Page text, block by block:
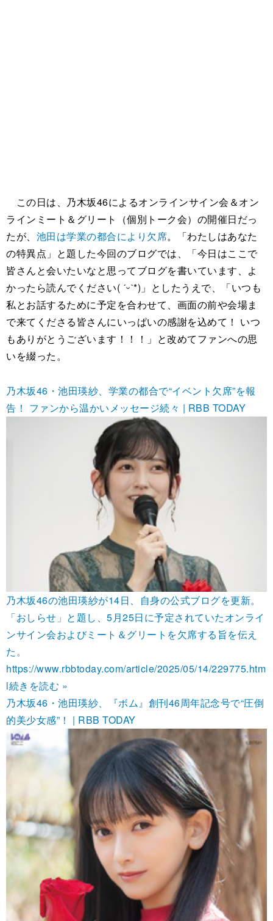
この日は、乃木坂46によるオンラインサイン会＆オン
ラインミート＆グリート（個別トーク会）の開催日だっ
たが、 池田は学業の都合により欠席。「わたしはあなた
の特異点」と題した今回のブログでは、「今日はここで
皆さんと会いたいなと思ってブログを書いています、よ
かったら読んでください( ˊᵕˋ*)」としたうえで、「いつも
私とお話するために予定を合わせて、画面の前や会場ま
で来てくださる皆さんにいっぱいの感謝を込めて！ いつ
もありがとうございます！！！」と改めてファンへの思
いを綴った。
乃木坂46・池田瑛紗、学業の都合で“イベント欠席”を報
告！ ファンから温かいメッセージ続々 | RBB TODAY
乃木坂46の池田瑛紗が14日、自身の公式ブログを更新。
「おしらせ」と題し、5月25日に予定されていたオンライ
ンサイン会およびミート＆グリートを欠席する旨を伝え
た。
https://www.rbbtoday.com/article/2025/05/14/229775.htm
l続きを読む »
乃木坂46・池田瑛紗、『ボム』創刊46周年記念号で“圧倒
的美少女感”！ | RBB TODAY